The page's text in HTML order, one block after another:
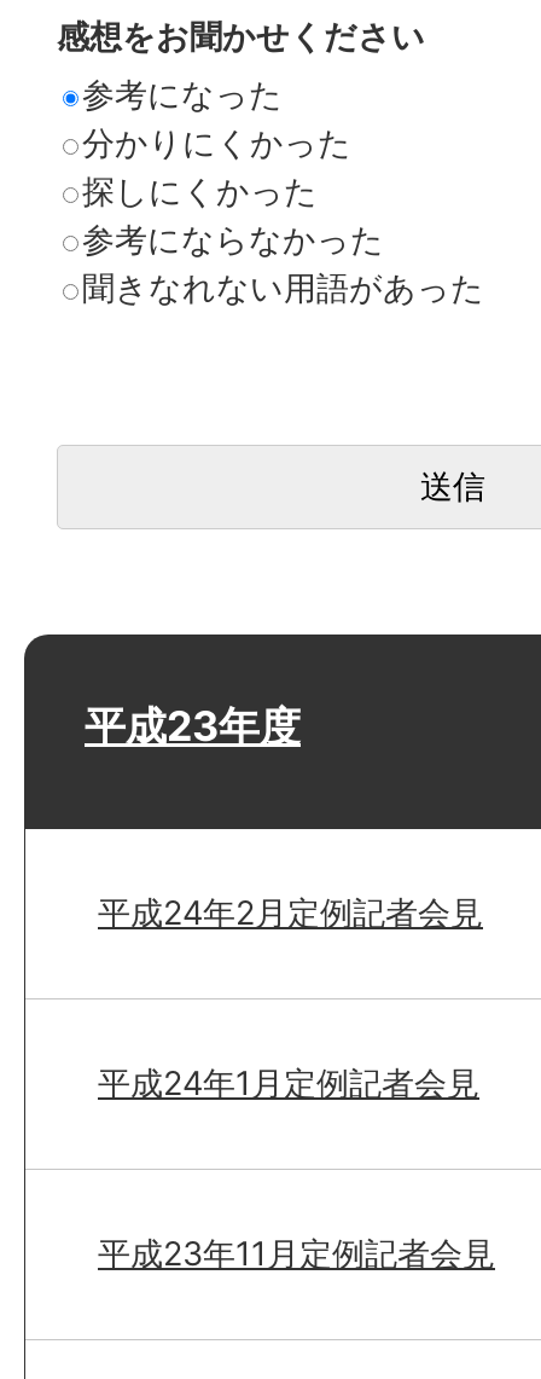
感想をお聞かせください
参考になった
分かりにくかった
探しにくかった
参考にならなかった
聞きなれない用語があった
平成23年度
平成24年2月定例記者会見
平成24年1月定例記者会見
平成23年11月定例記者会見